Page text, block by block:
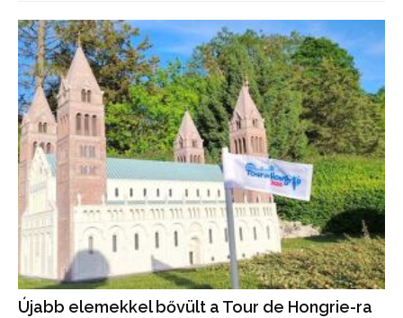
Újabb elemekkel bővült a Tour de Hongrie-ra